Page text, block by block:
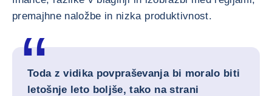
premajhne naložbe in nizka produktivnost.
Toda z vidika povpraševanja bi moralo biti
letošnje leto boljše, tako na strani